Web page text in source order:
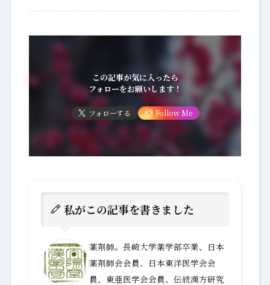
この記事が気に入ったら
フォローをお願いします！
フォローする Follow Me
私がこの記事を書きました
薬剤師。長崎大学薬学部卒業、日本
薬剤師会会員、日本東洋医学会会
員、東亜医学会会員、伝統漢方研究